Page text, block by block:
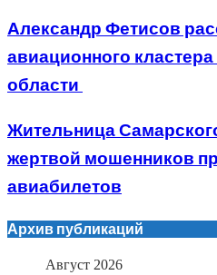
Александр Фетисов
авиационного
области
Жительница
жертвой мошенников
авиабилетов
Архив публикаций
Август 2026